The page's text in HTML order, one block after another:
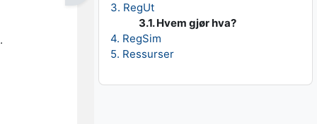
3. RegUt
3.1. Hvem gjør hva?
4. RegSim
5. Ressurser